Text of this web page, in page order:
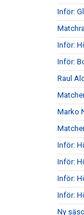
Inför:
Inför:
Inför:
Raul
Marko
Inför:
Inför:
Inför:
Inför:
Ny